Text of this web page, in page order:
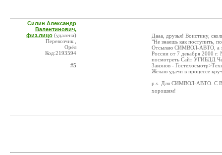
Силин Александр
Валентинович,
физ.лицо (удалена)
Перевозчик ,
Орёл
Код:2193594
#5
Дааа, друзья! Воистину,
"Не знаешь как поступить,
Отсылаю СИМВОЛ-АВТО, а
России от 7 декабря 2000
посмотреть Сайт УГИБДД
Законов -
Желаю удачи в процессе
p.s. Для СИМВОЛ-АВТО. С
хорошим!